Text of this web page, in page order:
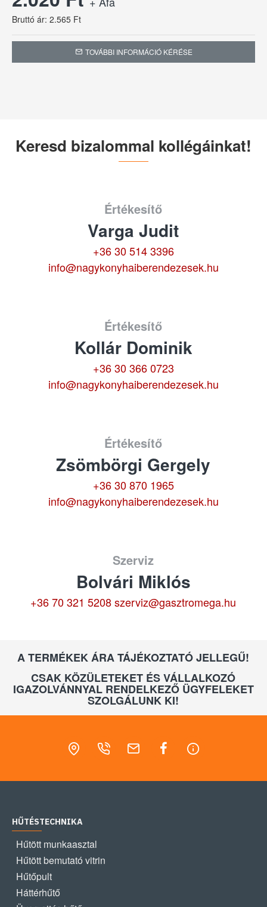
Bruttó ár: 2.565 Ft
TOVÁBBI INFORMÁCIÓ KÉRÉSE
Keresd bizalommal kollégáinkat!
Értékesítő
Varga Judit
+36 30 514 3396
info@nagykonyhaiberendezesek.hu
Értékesítő
Kollár Dominik
+36 30 366 0723
info@nagykonyhaiberendezesek.hu
Értékesítő
Zsömbörgi Gergely
+36 30 870 1965
info@nagykonyhaiberendezesek.hu
Szerviz
Bolvári Miklós
+36 70 321 5208 szerviz@gasztromega.hu
A TERMÉKEK ÁRA TÁJÉKOZTATÓ JELLEGŰ!
CSAK KÖZÜLETEKET ÉS VÁLLALKOZÓ
IGAZOLVÁNNYAL RENDELKEZŐ ÜGYFELEKET
SZOLGÁLUNK KI!
HŰTÉSTECHNIKA
Hűtött munkaasztal
Hűtött bemutató vitrin
Hűtőpult
Háttérhűtő